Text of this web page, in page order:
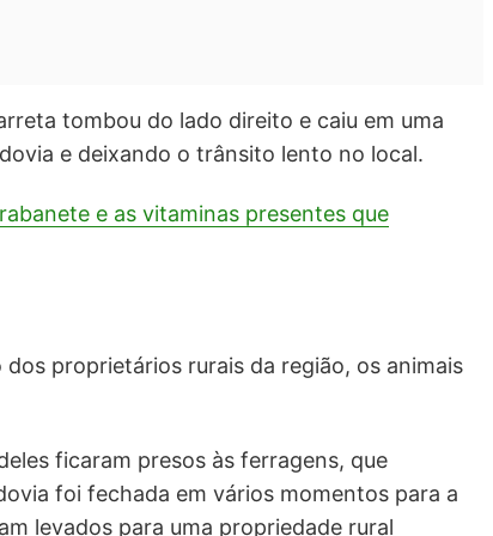
tombou do lado direito e caiu em uma
e deixando o trânsito lento no local.
e as vitaminas presentes que
proprietários rurais da região, os animais
ficaram presos às ferragens, que
foi fechada em vários momentos para a
levados para uma propriedade rural